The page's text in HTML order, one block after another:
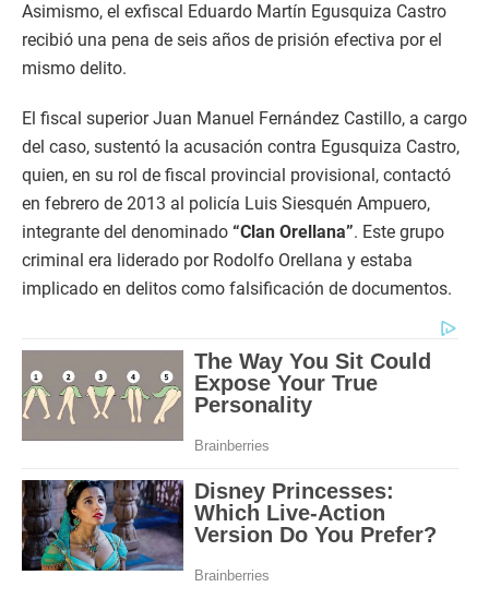
Asimismo, el exfiscal Eduardo Martín Egusquiza Castro
recibió una pena de seis años de prisión efectiva por el
mismo delito.
El fiscal superior Juan Manuel Fernández Castillo, a cargo
del caso, sustentó la acusación contra Egusquiza Castro,
quien, en su rol de fiscal provincial provisional, contactó
en febrero de 2013 al policía Luis Siesquén Ampuero,
integrante del denominado “Clan Orellana”. Este grupo
criminal era liderado por Rodolfo Orellana y estaba
implicado en delitos como falsificación de documentos.